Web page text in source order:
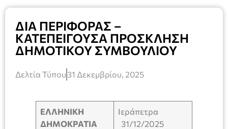
ΔΙΑ ΠΕΡΙΦΟΡΑΣ –
ΚΑΤΕΠΕΙΓΟΥΣΑ ΠΡΟΣΚΛΗΣΗ
ΔΗΜΟΤΙΚΟΥ ΣΥΜΒΟΥΛΙΟΥ
Δελτία Τύπου 31 Δεκεμβρίου, 2025
ΕΛΛΗΝΙΚΗ
ΔΗΜΟΚΡΑΤΙΑ
Ιεράπετρα
31/12/2025